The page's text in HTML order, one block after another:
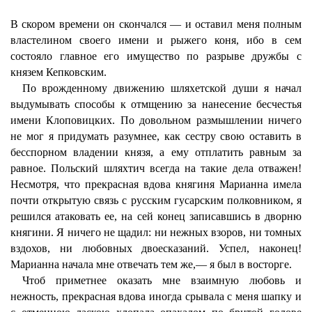
В скором времени он скончался — и оставил меня полным
властелином своего имени и рыжего коня, ибо в сем
состояло главное его имущество по разрыве дружбы с
князем Кепковским.
По врожденному движению шляхетской души я начал
выдумывать способы к отмщению за нанесение бесчестья
имени Клоповицких. По довольном размышлении ничего
не мог я придумать разумнее, как сестру свою оставить в
бесспорном владении князя, а ему отплатить равным за
равное. Польский шляхтич всегда на такие дела отважен!
Несмотря, что прекрасная вдова княгиня Марианна имела
почти открытую связь с русским гусарским полковником, я
решился атаковать ее, на сей конец записавшись в дворню
княгини. Я ничего не щадил: ни нежных взоров, ни томных
вздохов, ни любовных двоесказаний. Успел, наконец!
Марианна начала мне отвечать тем же,— я был в восторге.
Чтоб приметнее оказать мне взаимную любовь и
нежность, прекрасная вдова иногда срывала с меня шапку и